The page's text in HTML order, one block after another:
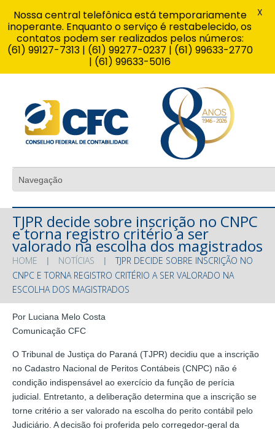
TJPR decide sobre inscrição no CNPC
e torna registro critério a ser
valorado na escolha dos magistrados
HOME NOTÍCIAS
TJPR DECIDE SOBRE INSCRIÇÃO NO
CNPC E TORNA REGISTRO CRITÉRIO A SER VALORADO NA
ESCOLHA DOS MAGISTRADOS
Por Luciana Melo Costa
Comunicação CFC
O Tribunal de Justiça do Paraná (TJPR) decidiu que a inscrição
no Cadastro Nacional de Peritos Contábeis (CNPC) não é
condição indispensável ao exercício da função de perícia
judicial. Entretanto, a deliberação determina que a inscrição se
torne critério a ser valorado na escolha do perito contábil pelo
Judiciário. A decisão foi proferida pelo corregedor-geral da
Nossa central telefônica está temporariamente
inoperante. Enquanto o serviço é restabelecido, os
contatos podem ser realizados pelos números:
(61) 99127-7313 | (61) 99277-0237 | (61) 99633-2770
| (61) 99633-5016
X